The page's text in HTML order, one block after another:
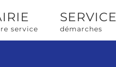
service démarches